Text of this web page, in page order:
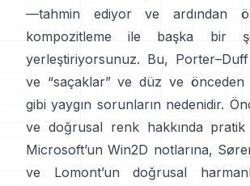
—tahmin ediyor ve ardından
kompozitleme ile başka bir
yerleştiriyorsunuz. Bu, Porter–Duff
ve “saçaklar” ve düz ve önceden
gibi yaygın sorunların nedenidir.
ve doğrusal renk hakkında
Microsoft’un Win2D notlarına,
ve
Lomont’un doğrusal